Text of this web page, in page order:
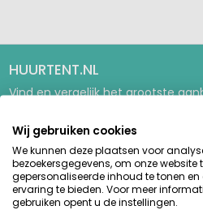
HUURTENT.NL
Vind en vergelijk het grootste
stacaravans en glamping-
campings in Europa.
aanbieder.
GIDSEN & INSPIRATIE
Glampinggids
Wij gebruiken cookies
We kunnen deze plaatsen voor
bezoekersgegevens, om onze website
gepersonaliseerde inhoud te tonen
ervaring te bieden. Voor meer
gebruiken opent u de instellingen.